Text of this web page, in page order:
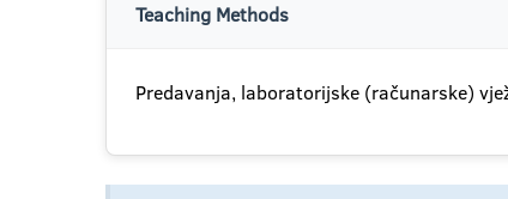
Teaching Methods
Predavanja, laboratorijske (računarske)